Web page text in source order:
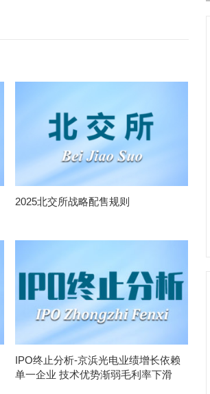
2025北交所战略配售规则
IPO终止分析-京浜光电业绩增长依赖
单一企业 技术优势渐弱毛利率下滑